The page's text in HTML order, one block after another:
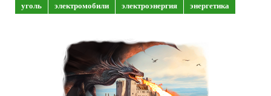
уголь
электромобили электроэнергия энергетика